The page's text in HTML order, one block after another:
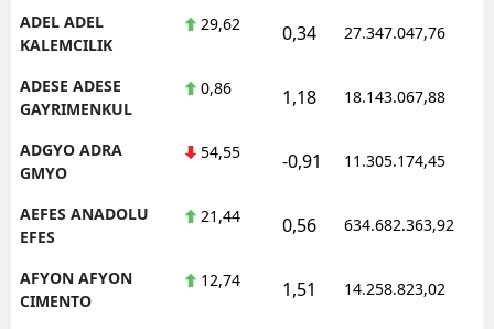
ADEL ADEL
KALEMCILIK
29,62 0,34 27.347.047,76
ADESE ADESE
GAYRIMENKUL
0,86 1,18 18.143.067,88
ADGYO ADRA
GMYO
54,55 -0,91 11.305.174,45
AEFES ANADOLU
EFES
21,44 0,56 634.682.363,92
AFYON AFYON
CIMENTO
12,74 1,51 14.258.823,02